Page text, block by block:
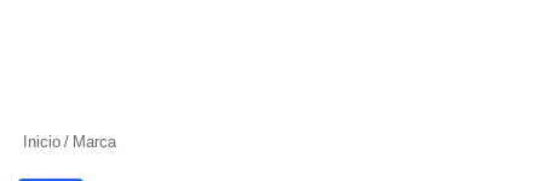
Inicio / Marca